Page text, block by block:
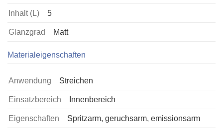
Inhalt (L) 5
Glanzgrad Matt
Materialeigenschaften
Anwendung Streichen
Einsatzbereich Innenbereich
Eigenschaften Spritzarm, geruchsarm, emissionsarm